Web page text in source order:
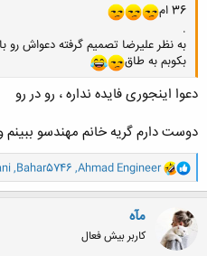
36 ام
.
به نظر علیرضا تصمیم گرفته دعواش
بکوبم به طاق
دعوا اینجوری فایده نداره ، رو در رو
دوست دارم گریه خانم مهندسو
و
ا
ک
ه
Ahmad Engineer
,
Bahar5746
,
مآه
کاربر بیش فعال